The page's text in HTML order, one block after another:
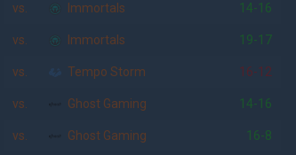
vs. Immortals 14-16
vs. Immortals 19-17
vs. Tempo Storm 16-12
vs. Ghost Gaming 14-16
vs. Ghost Gaming 16-8